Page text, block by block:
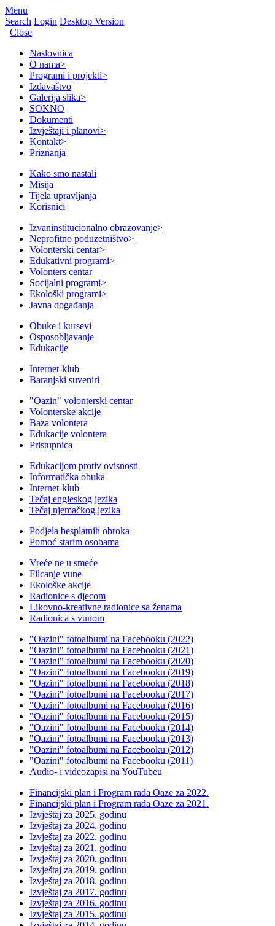
Menu
Search Login Desktop Version
Close
Naslovnica
O nama>
Programi i projekti>
Izdavaštvo
Galerija slika>
SOKNO
Dokumenti
Izvještaji i planovi>
Kontakt>
Priznanja
Kako smo nastali
Misija
Tijela upravljanja
Korisnici
Izvaninstitucionalno obrazovanje>
Neprofitno poduzetništvo>
Volonterski centar>
Edukativni programi>
Volonters centar
Socijalni programi>
Ekološki programi>
Javna događanja
Obuke i kursevi
Osposobljavanje
Edukacije
Internet-klub
Baranjski suveniri
"Oazin" volonterski centar
Volonterske akcije
Baza volontera
Edukacije volontera
Pristupnica
Edukacijom protiv ovisnosti
Informatička obuka
Internet-klub
Tečaj engleskog jezika
Tečaj njemačkog jezika
Podjela besplatnih obroka
Pomoć starim osobama
Vreće ne u smeće
Filcanje vune
Ekološke akcije
Radionice s djecom
Likovno-kreativne radionice sa ženama
Radionica s vunom
"Oazini" fotoalbumi na Facebooku (2022)
"Oazini" fotoalbumi na Facebooku (2021)
"Oazini" fotoalbumi na Facebooku (2020)
"Oazini" fotoalbumi na Facebooku (2019)
"Oazini" fotoalbumi na Facebooku (2018)
"Oazini" fotoalbumi na Facebooku (2017)
"Oazini" fotoalbumi na Facebooku (2016)
"Oazini" fotoalbumi na Facebooku (2015)
"Oazini" fotoalbumi na Facebooku (2014)
"Oazini" fotoalbumi na Facebooku (2013)
"Oazini" fotoalbumi na Facebooku (2012)
"Oazini" fotoalbumi na Facebooku (2011)
Audio- i videozapisi na YouTubeu
Financijski plan i Program rada Oaze za 2022.
Financijski plan i Program rada Oaze za 2021.
Izvještaj za 2025. godinu
Izvještaj za 2024. godinu
Izvještaj za 2022. godinu
Izvještaj za 2021. godinu
Izvještaj za 2020. godinu
Izvještaj za 2019. godinu
Izvještaj za 2018. godinu
Izvještaj za 2017. godinu
Izvještaj za 2016. godinu
Izvještaj za 2015. godinu